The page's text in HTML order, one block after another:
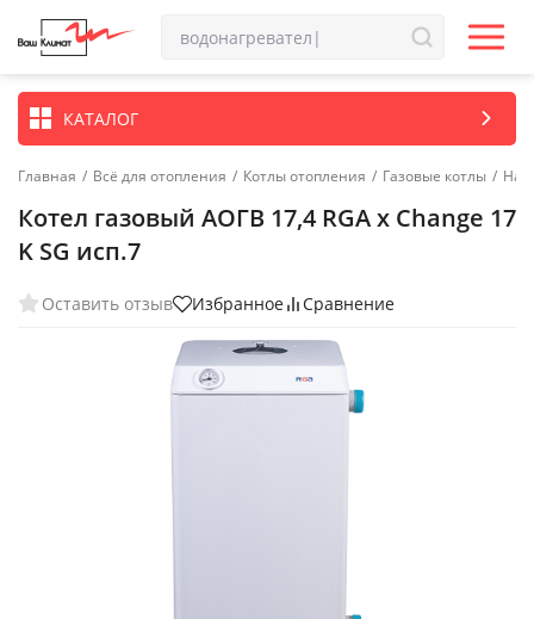
КАТАЛОГ
Главная / Всё для отопления / Котлы отопления / Газовые котлы /
Котел газовый АОГВ 17,4 RGA x Change 17
K SG исп.7
Оставить отзыв Избранное Сравнение